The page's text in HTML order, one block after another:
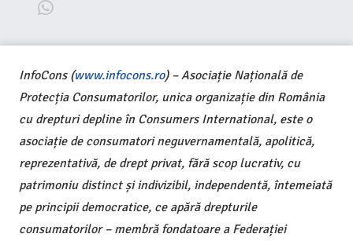
InfoCons (www.infocons.ro) – Asociație Națională de
Protecția Consumatorilor, unica organizație din România
cu drepturi depline în Consumers International, este o
asociație de consumatori neguvernamentală, apolitică,
reprezentativă, de drept privat, fără scop lucrativ, cu
patrimoniu distinct și indivizibil, independentă, întemeiată
pe principii democratice, ce apără drepturile
consumatorilor – membră fondatoare a Federației